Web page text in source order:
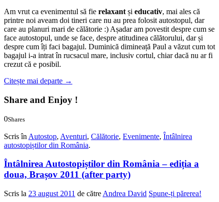
Am vrut ca evenimentul să fie relaxant și educativ, mai ales că
printre noi aveam doi tineri care nu au prea folosit autostopul, dar
care au planuri mari de călătorie :) Așadar am povestit despre cum se
face autostopul, unde se face, despre atitudinea călătorului, dar și
despre cum îți faci bagajul. Duminică dimineață Paul a văzut cum tot
bagajul i-a intrat în rucsacul mare, inclusiv cortul, chiar dacă nu ar fi
crezut că e posibil.
Citește mai departe →
Share and Enjoy !
0Shares
Scris în Autostop, Aventuri, Călătorie, Evenimente, Întâlnirea
autostopiștilor din România.
Întâlnirea Autostopiștilor din România – ediția a
doua, Brașov 2011 (after party)
Scris la 23 august 2011 de către Andrea David Spune-ți părerea!